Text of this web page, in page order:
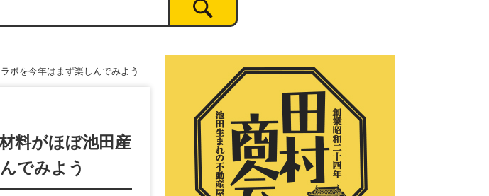
ボを今年はまず楽しんでみよう
料がほぼ池田産
でみよう